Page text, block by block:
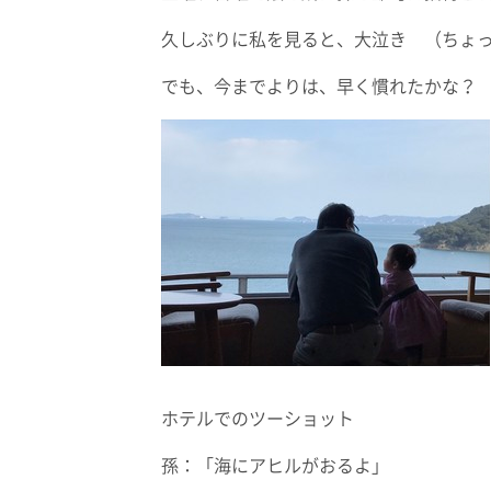
久しぶりに私を見ると、大泣き （ちょっ
でも、今までよりは、早く慣れたかな？
ホテルでのツーショット
孫：「海にアヒルがおるよ」